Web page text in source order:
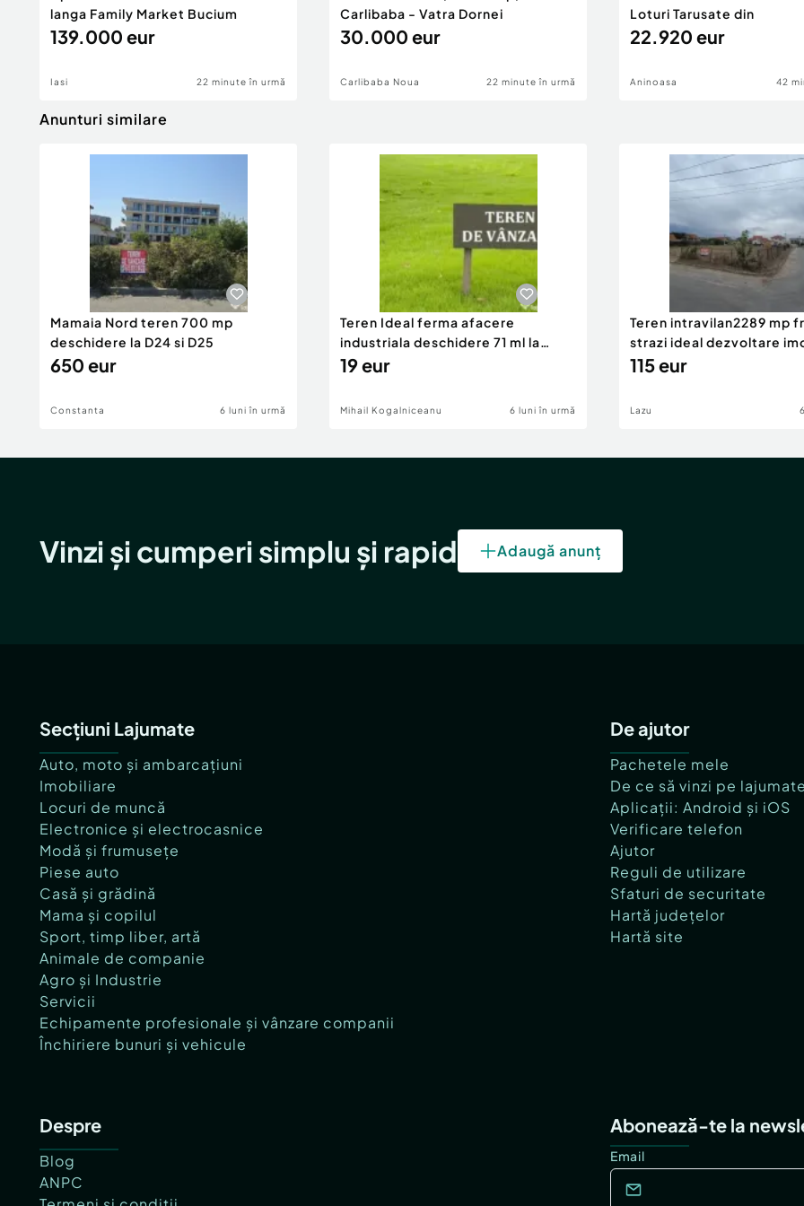
langa Family Market Bucium
139.000 eur
Iasi 22 minute în urmă
Carlibaba - Vatra Dornei
30.000 eur
Carlibaba Noua 22 minute în urmă
Loturi Tarusate din
22.920 eur
Aninoasa 42
Anunturi similare
Mamaia Nord teren 700 mp
deschidere la D24 si D25
650 eur
Constanta 6 luni în urmă
Teren Ideal ferma afacere
industriala deschidere 71 ml la
DN2A
19 eur
Mihail Kogalniceanu 6 luni în urmă
Teren intravilan2289 mp
strazi ideal dezvoltare
115 eur
Lazu
Vinzi și cumperi simplu și rapid Adaugă anunț
Secțiuni Lajumate
Auto, moto și ambarcațiuni
Imobiliare
Locuri de muncă
Electronice și electrocasnice
Modă și frumusețe
Piese auto
Casă și grădină
Mama și copilul
Sport, timp liber, artă
Animale de companie
Agro și Industrie
Servicii
Echipamente profesionale și vânzare companii
Închiriere bunuri și vehicule
De ajutor
Pachetele mele
De ce să vinzi pe
Aplicații: Android și iOS
Verificare telefon
Ajutor
Reguli de utilizare
Sfaturi de securitate
Hartă județelor
Hartă site
Despre
Blog
ANPC
Abonează-te la
Email